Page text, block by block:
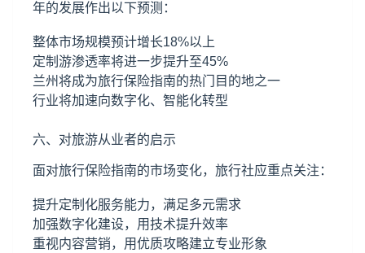
年的发展作出以下预测：
整体市场规模预计增长18%以上
定制游渗透率将进一步提升至45%
兰州将成为旅行保险指南的热门目的地之一
行业将加速向数字化、智能化转型
六、对旅游从业者的启示
面对旅行保险指南的市场变化，旅行社应重点关注：
提升定制化服务能力，满足多元需求
加强数字化建设，用技术提升效率
重视内容营销，用优质攻略建立专业形象